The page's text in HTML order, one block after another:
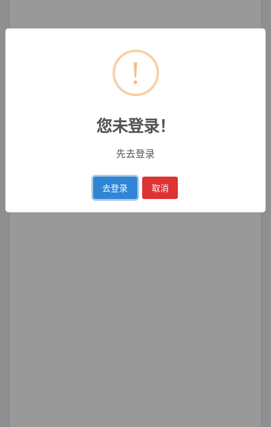
!
您未登录！
先去登录
去登录 取消